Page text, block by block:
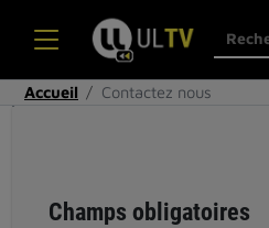
Accueil Contactez nous
Champs obligatoires
en métal